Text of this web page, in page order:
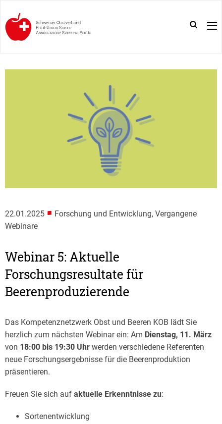
22.01.2025 ■ Forschung und Entwicklung, Vergangene
Webinare
Webinar 5: Aktuelle
Forschungsresultate für
Beerenproduzierende
Das Kompetenznetzwerk Obst und Beeren KOB lädt Sie
herzlich zum nächsten Webinar ein: Am Dienstag, 11. März
von 18:00 bis 19:30 Uhr werden verschiedene Referenten
neue Forschungsergebnisse für die Beerenproduktion
präsentieren.
Freuen Sie sich auf aktuelle Erkenntnisse zu:
Sortenentwicklung